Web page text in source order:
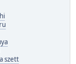
szett